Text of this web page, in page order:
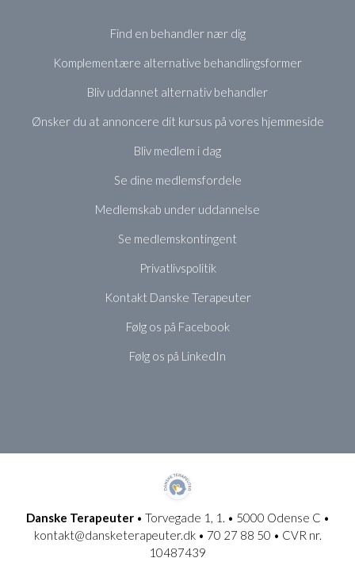
Find en behandler nær dig
Komplementære alternative behandlingsformer
Bliv uddannet alternativ behandler
Ønsker du at annoncere dit kursus på vores hjemmeside
Bliv medlem i dag
Se dine medlemsfordele
Medlemskab under uddannelse
Se medlemskontingent
Privatlivspolitik
Kontakt Danske Terapeuter
Følg os på Facebook
Følg os på LinkedIn
Danske Terapeuter• Torvegade 1, 1. • 5000 Odense C •
kontakt@dansketerapeuter.dk • 70 27 88 50 • CVR nr.
10487439